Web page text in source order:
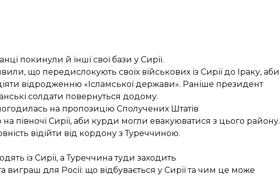
покинули й інші свої бази у Сирії.
що передислокують своїх військових із Сирії до Іраку, аби
відродженню «Ісламської держави». Раніше президент
солдати повернуться додому.
на пропозицію Сполучених Штатів
півночі Сирії, аби курди могли евакуюватися з цього району.
відійти від кордону з Туреччиною.
із Сирії, а Туреччина туди заходить
виграш для Росії: що відбувається у Сирії та чим це може